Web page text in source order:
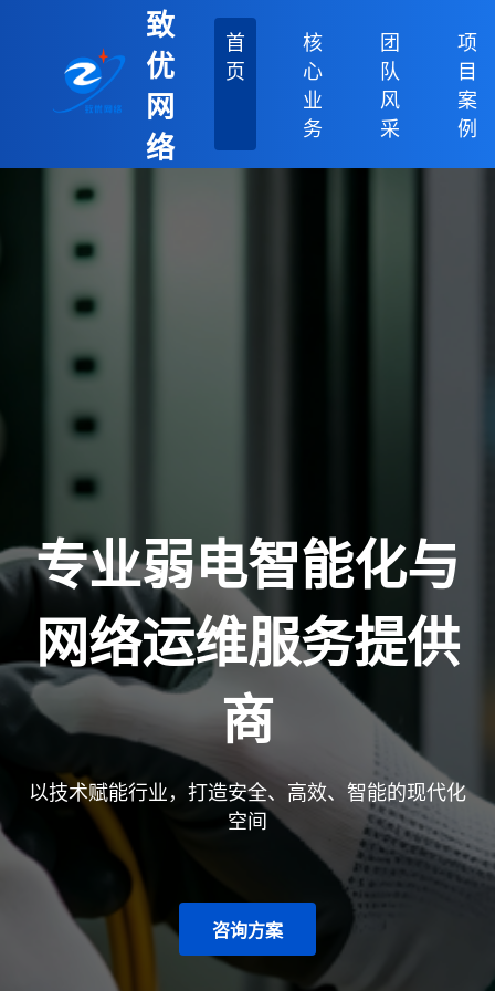
致
优
网
络
首
页
核
心
业
务
团
队
风
采
项
目
案
例
专业弱电智能化与
网络运维服务提供
商
以技术赋能行业，打造安全、高效、智能的现代化
空间
咨询方案